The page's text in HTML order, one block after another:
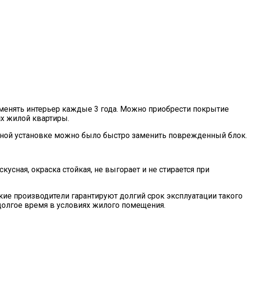
интерьер каждые 3 года. Можно приобрести покрытие
жилой квартиры.
установке можно было быстро заменить поврежденный блок.
окраска стойкая, не выгорает и не стирается при
производители гарантируют долгий срок эксплуатации такого
время в условиях жилого помещения.